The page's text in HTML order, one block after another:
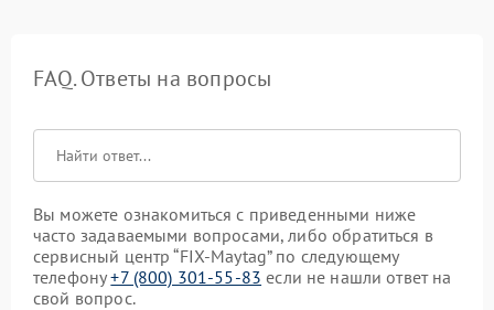
FAQ. Ответы на вопросы
Вы можете ознакомиться с приведенными ниже
часто задаваемыми вопросами, либо обратиться в
сервисный центр “FIX-Maytag” по следующему
телефону+7 (800) 301-55-83 если не нашли ответ на
свой вопрос.